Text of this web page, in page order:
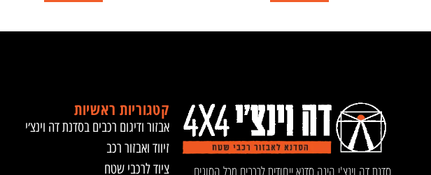
סדנת דה וינצ'י הינה סדנא ייחודית לרכבים מכל הסוגים
קטגוריות ראשיות
אבזור ודיגום רכבים בסדנת דה וינצ׳י
זיווד ואבזור רכב
ציוד לרכבי שטח